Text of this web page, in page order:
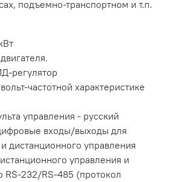
подъемно-транспортном и т.п.
регулятор
частотной характеристике
управления - русский
входы/выходы для
дистанционного управления
управления и
RS-232/RS-485 (протокол